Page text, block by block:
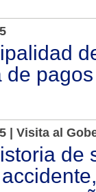
de pagos
| Visita al
de